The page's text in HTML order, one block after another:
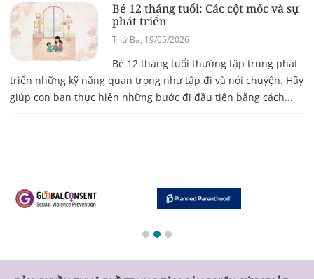
Bé 12 tháng tuổi: Các cột mốc và sự
phát triển
Thứ Ba, 19/05/2026
Bé 12 tháng tuổi thường tập trung phát
triển những kỹ năng quan trọng như tập đi và nói chuyện. Hãy
giúp con bạn thực hiện những bước đi đầu tiên bằng cách...